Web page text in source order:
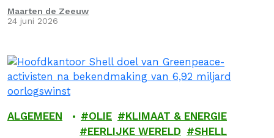
Maarten de Zeeuw
24 juni 2026
ALGEMEEN OLIE
KLIMAAT & ENERGIE
EERLIJKE WERELD
SHELL